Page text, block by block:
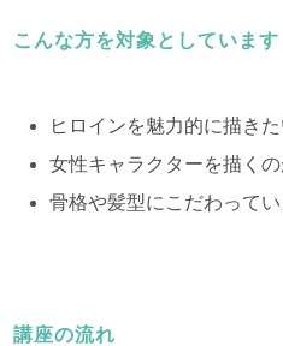
こんな方を対象としています
ヒロインを魅力的に描き
女性キャラクターを描く
骨格や髪型にこだわって
講座の流れ